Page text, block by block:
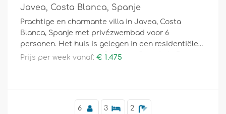
Javea, Costa Blanca, Spanje
Prachtige en charmante villa in Javea, Costa
Blanca, Spanje met privézwembad voor 6
personen. Het huis is gelegen in een residentiële
strandomgeving en op 3 km van Cala de la Barraca,
Prijs per week vanaf: € 1.475
6 3 2